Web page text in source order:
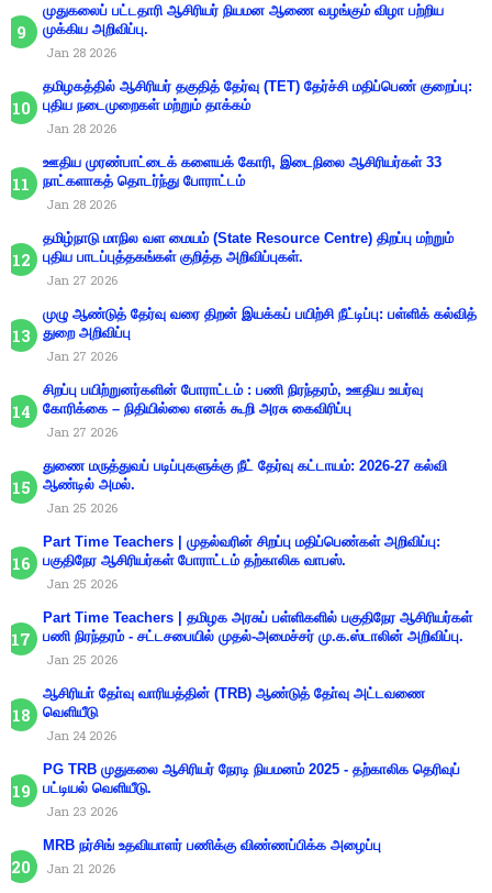
முதுகலைப் பட்டதாரி ஆசிரியர் நியமன ஆணை வழங்கும் விழா பற்றிய
முக்கிய அறிவிப்பு.
Jan 28 2026
தமிழகத்தில் ஆசிரியர் தகுதித் தேர்வு (TET) தேர்ச்சி மதிப்பெண் குறைப்பு:
புதிய நடைமுறைகள் மற்றும் தாக்கம்
Jan 28 2026
ஊதிய முரண்பாட்டைக் களையக் கோரி, இடைநிலை ஆசிரியர்கள் 33
நாட்களாகத் தொடர்ந்து போராட்டம்
Jan 28 2026
தமிழ்நாடு மாநில வள மையம் (State Resource Centre) திறப்பு மற்றும்
புதிய பாடப்புத்தகங்கள் குறித்த அறிவிப்புகள்.
Jan 27 2026
முழு ஆண்டுத் தேர்வு வரை திறன் இயக்கப் பயிற்சி நீட்டிப்பு: பள்ளிக் கல்வித்
துறை அறிவிப்பு
Jan 27 2026
சிறப்பு பயிற்றுனர்களின் போராட்டம் : பணி நிரந்தரம், ஊதிய உயர்வு
கோரிக்கை – நிதியில்லை எனக் கூறி அரசு கைவிரிப்பு
Jan 27 2026
துணை மருத்துவப் படிப்புகளுக்கு நீட் தேர்வு கட்டாயம்: 2026-27 கல்வி
ஆண்டில் அமல்.
Jan 25 2026
Part Time Teachers | முதல்வரின் சிறப்பு மதிப்பெண்கள் அறிவிப்பு:
பகுதிநேர ஆசிரியர்கள் போராட்டம் தற்காலிக வாபஸ்.
Jan 25 2026
Part Time Teachers | தமிழக அரசுப் பள்ளிகளில் பகுதிநேர ஆசிரியர்கள்
பணி நிரந்தரம் - சட்டசபையில் முதல்-அமைச்சர் மு.க.ஸ்டாலின் அறிவிப்பு.
Jan 25 2026
ஆசிரியா் தோ்வு வாரியத்தின் (TRB) ஆண்டுத் தோ்வு அட்டவணை
வெளியீடு
Jan 24 2026
PG TRB முதுகலை ஆசிரியர் நேரடி நியமனம் 2025 - தற்காலிக தெரிவுப்
பட்டியல் வெளியீடு.
Jan 23 2026
MRB நர்சிங் உதவியாளர் பணிக்கு விண்ணப்பிக்க அழைப்பு
Jan 21 2026